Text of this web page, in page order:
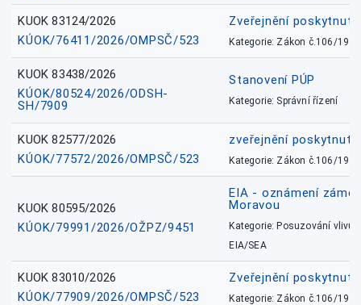
KUOK 83124/2026
KÚOK/76411/2026/OMPSČ/523
Zveřejnění
Kategorie: Zákon č.106/1999
KUOK 83438/2026
KÚOK/80524/2026/ODSH-
SH/7909
Stanovení PÚP
Kategorie: Správní řízení
KUOK 82577/2026
KÚOK/77572/2026/OMPSČ/523
zveřejnění
Kategorie: Zákon č.106/1999
KUOK 80595/2026
KÚOK/79991/2026/OŽPZ/9451
EIA - oznámení
Moravou
Kategorie: Posuzování vlivů
EIA/SEA
KUOK 83010/2026
KÚOK/77909/2026/OMPSČ/523
Zveřejnění
Kategorie: Zákon č.106/1999